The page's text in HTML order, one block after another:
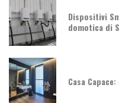
Dispositivi
domotica di
Casa